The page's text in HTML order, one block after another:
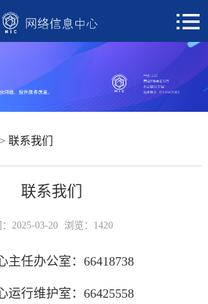
> 联系我们
联系我们
：2025-03-20 浏览： 1420
主任办公室：66418738
运行维护室：66425558